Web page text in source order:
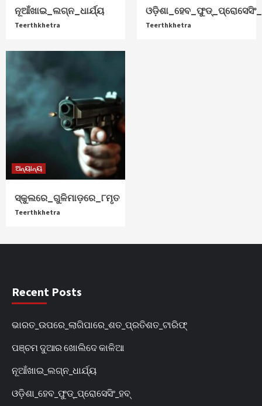
ନୂଆଁଖାଇ_ଲଗ୍ନ_ଧାର୍ଯ୍ୟ
Teerthkhetra Teerthkhetra
ଅନ୍ୟାନ୍ୟ
ସ୍କୁଲରେ_ଗୁଳିମାଡ଼ରେ_୮ମୃତ
Teerthkhetra
Recent Posts
ଭାରତ_ଉପରେ_ଲାଗିପାରେ_ଶତ_ପ୍ରତିଶତ_ଟାରିଫ୍
ପଞ୍ଚମ ଦୁଆର ଖୋଲିଦେ କାଳିଆ
ନୂଆଁଖାଇ_ଲଗ୍ନ_ଧାର୍ଯ୍ୟ
ଓଡ଼ିଶା_ହେବ_ଫୁଡ୍‌_ପ୍ରୋସେସିଂ_ହବ୍‌